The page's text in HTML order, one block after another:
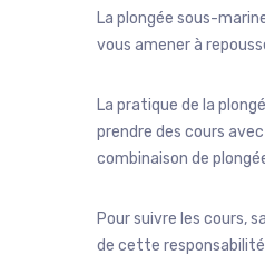
La plongée sous-
vous amener à
La pratique de la
prendre des cours
combinaison de
Pour suivre les cours,
de cette